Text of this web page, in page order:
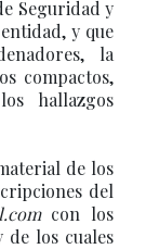
Seguridad y
y que
la
compactos,
hallazgos
de los
del
con los
de los cuales